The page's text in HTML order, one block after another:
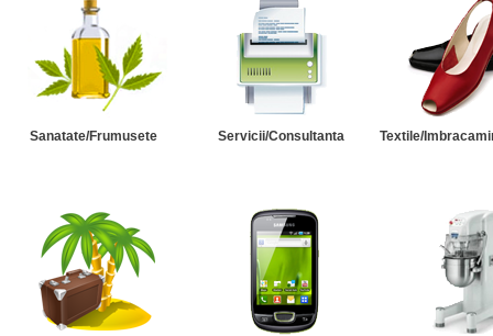
Sanatate/Frumusete Servicii/Consultanta Textile/